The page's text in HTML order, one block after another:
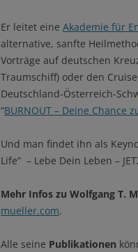
Er leitet eine Akademie für
alternative, sanfte
Vorträge auf deutschen
Traumschiff) oder den
Deutschland-Österreich-
“BURNOUT – Deine Chance
Und man findet ihn als
Life” – Lebe Dein Leben –
Mehr Infos zu Wolfgang T.
mueller.com.
Alle seine Publikationen